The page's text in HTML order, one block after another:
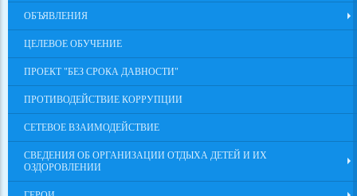
ОБЪЯВЛЕНИЯ
ЦЕЛЕВОЕ ОБУЧЕНИЕ
ПРОЕКТ "БЕЗ СРОКА ДАВНОСТИ"
ПРОТИВОДЕЙСТВИЕ КОРРУПЦИИ
СЕТЕВОЕ ВЗАИМОДЕЙСТВИЕ
СВЕДЕНИЯ ОБ ОРГАНИЗАЦИИ ОТДЫХА ДЕТЕЙ И ИХ
ОЗДОРОВЛЕНИИ